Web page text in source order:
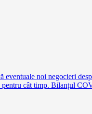
noi negocieri
cât timp. Bilanțul